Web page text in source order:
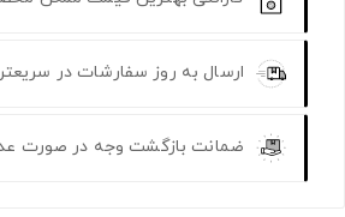
ارسال به روز سفارشات در
ضمانت بازگشت وجه در صورت